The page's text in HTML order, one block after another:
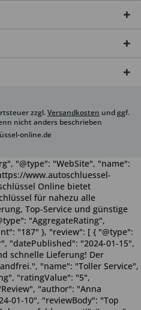
zzgl.Versandkosten und ggf.
nicht anders beschrieben
online.de
"@type": "WebSite", "name":
www.autoschluessel-
Online bietet
für nahezu alle
Top-Service und günstige
"AggregateRating",
"187" }, "review": [ { "@type":
"datePublished": "2024-01-15",
schnelle Lieferung! Der
"name": "Toller Service",
"ratingValue": "5",
"author": "Anna
01-10", "reviewBody": "Top